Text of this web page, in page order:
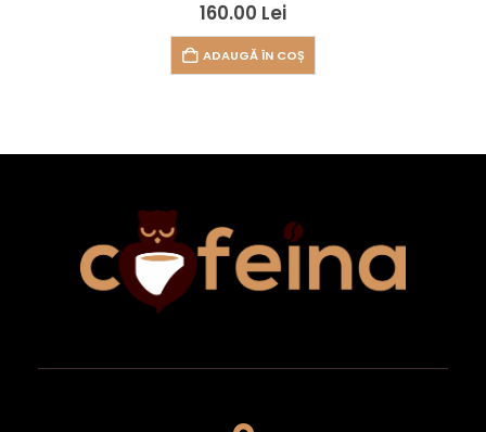
0out of 5
160.00 Lei
ADAUGĂ ÎN COȘ